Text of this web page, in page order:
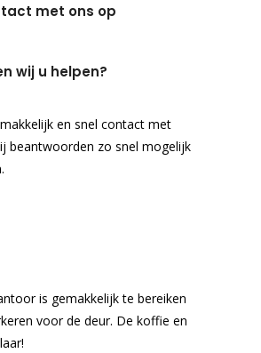
met ons op
wij u helpen?
en snel contact met
beantwoorden zo snel mogelijk
is gemakkelijk te bereiken
voor de deur. De koffie en